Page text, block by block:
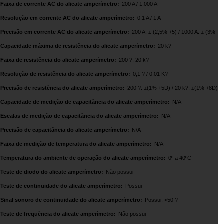
Faixa de corrente AC do alicate amperímetro: 200 A / 1.000 A
Resolução em corrente AC do alicate amperímetro: 0,1 A / 1 A
Precisão em corrente AC do alicate amperímetro: 200 A: ± (2,5% +5) / 1000 A: ± (3%
Capacidade máxima de resistência do alicate amperímetro: 20 k?
Faixa de resistência do alicate amperímetro: 200 ?, 20 k?
Resolução de resistência do alicate amperímetro: 0,1 ? / 0,01 K?
Precisão de resistência do alicate amperímetro: 200 ?: ±(1% +5D) / 20 k?: ±(1% +8D)
Capacidade de medição de capacitância do alicate amperímetro: N/A
Escalas de medição de capacitância do alicate amperímetro: N/A
Precisão de capacitância do alicate amperímetro: N/A
Faixa de medição de temperatura do alicate amperímetro: N/A
Temperatura do ambiente de operação do alicate amperímetro: 0º a 40ºC
Teste de diodo do alicate amperímetro: Não possui
Teste de continuidade do alicate amperímetro: Possui
Sinal sonoro de continuidade do alicate amperímetro: Possui: <50 ?
Teste de frequência do alicate amperímetro: Não possui